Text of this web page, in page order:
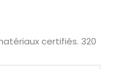
certifiés. 320